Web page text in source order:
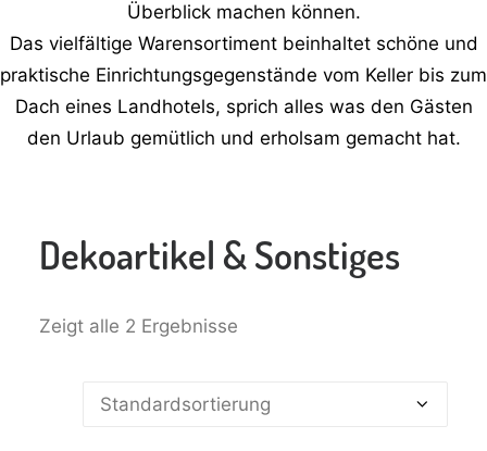
Überblick machen können.
Das vielfältige Warensortiment beinhaltet schöne und
praktische Einrichtungsgegenstände vom Keller bis zum
Dach eines Landhotels, sprich alles was den Gästen
den Urlaub gemütlich und erholsam gemacht hat.
Dekoartikel & Sonstiges
Zeigt alle 2 Ergebnisse